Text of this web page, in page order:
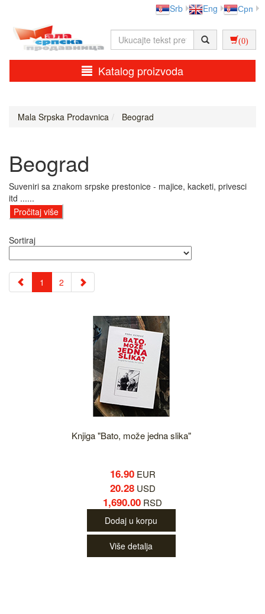
Srb Eng Срп
(0)
Katalog proizvoda
Mala Srpska Prodavnica Beograd
Beograd
Suveniri sa znakom srpske prestonice - majice, kacketi, privesci
itd ......
Pročitaj više
Sortiraj
1 2
Knjiga "Bato, može jedna slika"
16.90EUR
20.28USD
1,690.00 RSD
Dodaj u korpu
Više detalja